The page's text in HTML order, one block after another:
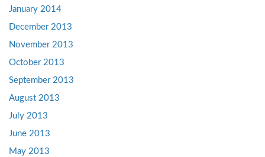
January 2014
December 2013
November 2013
October 2013
September 2013
August 2013
July 2013
June 2013
May 2013